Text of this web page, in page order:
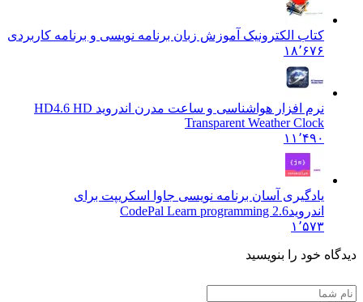
کتاب الکترونیک آموزش زبان برنامه نویسی و برنامه کاربردی
۱۸٬۶۷۶
نرم افزار هواشناسی و ساعت مدرن اندروید HD 4.6 HD
Transparent Weather Clock
۱۱٬۴۹۰
یادگیری آسان برنامه نویسی جاوا اسکریپت برای
CodePal Learn programming 2.6
خود را بنویسید